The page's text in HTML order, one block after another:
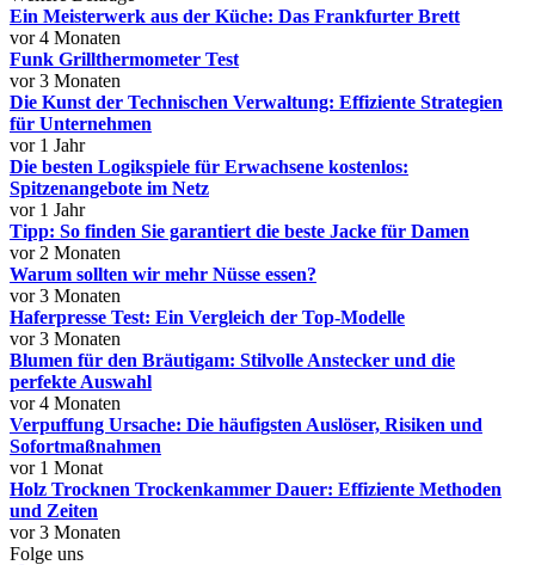
Ein Meisterwerk aus der Küche: Das Frankfurter Brett
vor 4 Monaten
Funk Grillthermometer Test
vor 3 Monaten
Die Kunst der Technischen Verwaltung: Effiziente Strategien
für Unternehmen
vor 1 Jahr
Die besten Logikspiele für Erwachsene kostenlos:
Spitzenangebote im Netz
vor 1 Jahr
Tipp: So finden Sie garantiert die beste Jacke für Damen
vor 2 Monaten
Warum sollten wir mehr Nüsse essen?
vor 3 Monaten
Haferpresse Test: Ein Vergleich der Top-Modelle
vor 3 Monaten
Blumen für den Bräutigam: Stilvolle Anstecker und die
perfekte Auswahl
vor 4 Monaten
Verpuffung Ursache: Die häufigsten Auslöser, Risiken und
Sofortmaßnahmen
vor 1 Monat
Holz Trocknen Trockenkammer Dauer: Effiziente Methoden
und Zeiten
vor 3 Monaten
Folge uns